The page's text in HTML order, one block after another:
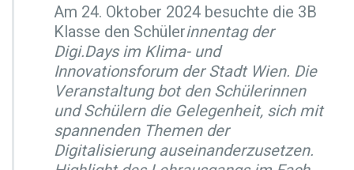
i
e
p
r
o
a
Am 24. Oktober 2024 besuchte die 3B
Klasse den Schülerinnentag der
Digi.Days im Klima- und
Innovationsforum der Stadt Wien. Die
Veranstaltung bot den Schülerinnen
und Schülern die Gelegenheit, sich mit
spannenden Themen der
Digitalisierung auseinanderzusetzen.